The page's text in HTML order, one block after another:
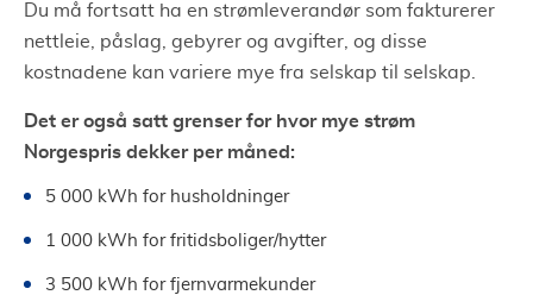
Du må fortsatt ha en strømleverandør som fakturerer
nettleie, påslag, gebyrer og avgifter, og disse
kostnadene kan variere mye fra selskap til selskap.
Det er også satt grenser for hvor mye strøm
Norgespris dekker per måned:
5 000 kWh for husholdninger
1 000 kWh for fritidsboliger/hytter
3 500 kWh for fjernvarmekunder